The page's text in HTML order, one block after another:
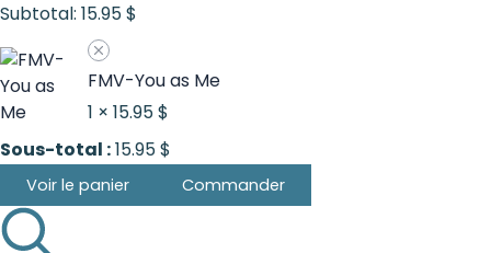
Subtotal: 15.95$
FMV-You as Me
1 × 15.95$
Sous-total :15.95$
Voir le panier Commander